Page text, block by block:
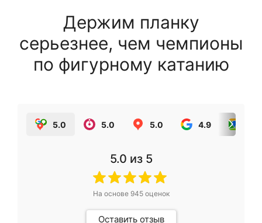
Держим планку
серьезнее, чем чемпионы
по фигурному катанию
5.0 5.0 5.0 4.9
5.0 из 5
На основе 945оценок
Оставить отзыв